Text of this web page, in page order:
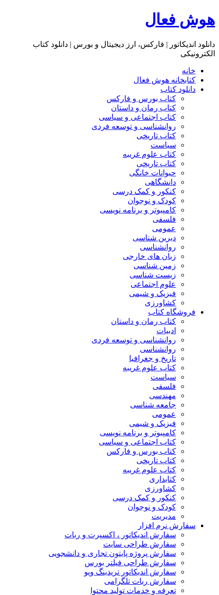
هوش فعال
دانلود اندیکاتور | فارکس، ارز دیجیتال و بورس | دانلود کتاب
الکترونیکی
خانه
کتابخانه هوش فعال
دانلود کتاب
کتاب بورس و فارکس
کتاب رمان و داستان
کتاب اجتماعی و سیاسی
روانشناسی و توسعه فردی
کتاب تاریخی
سیاست
کتاب علوم غریبه
کتاب تاریخی
حیوانات خانگی
دانشگاهی
کنکور و کمک‌ درسی
کودک و نوجوان
کامپیوتر و برنامه نویسی
فلسفی
عمومی
دیرین شناسی
روانشناسی
زبان های خارجی
زمین شناسی
زیست شناسی
علوم اجتماعی
فیزیک و شیمی
کشاورزی
فروشگاه کتاب
کتاب رمان و داستان
ادبیات
روانشناسی و توسعه فردی
روانشناسی
تاریخ و جغرافیا
کتاب علوم غریبه
سیاست
فلسفی
مهندسی
جامعه شناسی
عمومی
فیزیک و شیمی
کامپیوتر و برنامه نویسی
کتاب اجتماعی و سیاسی
کتاب بورس و فارکس
کتاب تاریخی
کتاب علوم غریبه
کتابداری
کشاورزی
کنکور و کمک‌ درسی
کودک و نوجوان
مدیریت
سفارش نرم افزار
سفارش اندیکاتور ، اکسپرت و ربات
سفارش طراحی سایت
سفارش پروژه پایتون تجاری و دانشجویی
سفارش طراحی فیلتر بورس
سفارش اندیکاتور تریدینگ ویو
سفارش ربات تلگرامی
تعرفه و خدمات تولید محتوا